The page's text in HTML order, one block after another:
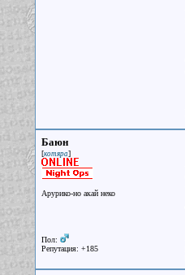
Баюн
[котяра]
Арурико-но акай неко
Пол:
Репутация: +185